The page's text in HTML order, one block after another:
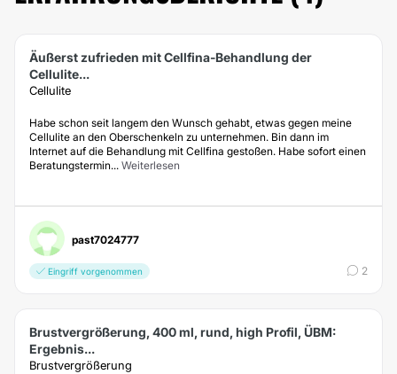
Äußerst zufrieden mit Cellfina-Behandlung der
Cellulite...
Cellulite
Habe schon seit langem den Wunsch gehabt, etwas gegen meine
Cellulite an den Oberschenkeln zu unternehmen. Bin dann im
Internet auf die Behandlung mit Cellfina gestoßen. Habe sofort einen
Beratungstermin... Weiterlesen
past7024777
2
Eingriff vorgenommen
Brustvergrößerung, 400 ml, rund, high Profil, ÜBM:
Ergebnis...
Brustvergrößerung